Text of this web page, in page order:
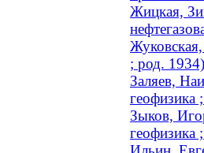
Жицкая,
; род. 1934)
Заляев,
Зыков,
геофизика